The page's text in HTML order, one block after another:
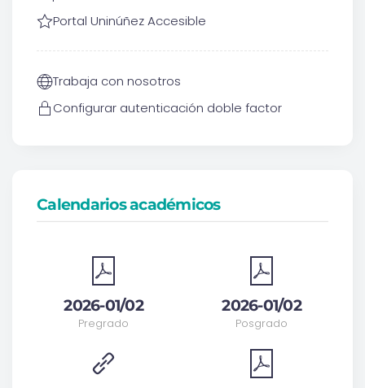
Portal Uninúñez Accesible
Trabaja con nosotros
Configurar autenticación doble factor
Calendarios académicos
2026-01/02
Pregrado
2026-01/02
Posgrado